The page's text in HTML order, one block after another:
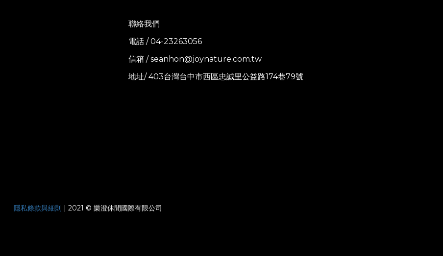
聯絡我們
電話 / 04-23263056
信箱 / seanhon@joynature.com.tw
地址/ 403台灣台中市西區忠誠里公益路174巷79號
隱私條款與細則 | 2021 © 樂澄休閒國際有限公司